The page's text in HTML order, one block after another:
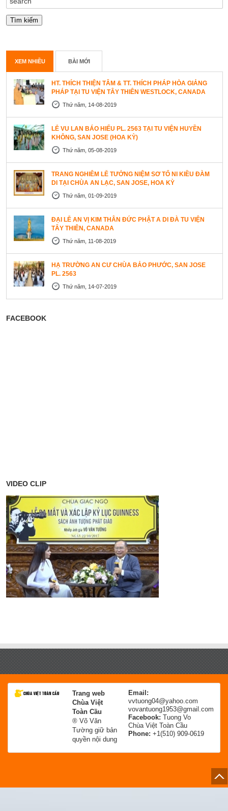
XEM NHIỀU BÀI MỚI
HT. THÍCH THIỆN TÂM & TT. THÍCH PHÁP HÒA GIẢNG
PHÁP TẠI TU VIỆN TÂY THIÊN WESTLOCK, CANADA
Thứ năm, 14-08-2019
LỄ VU LAN BÁO HIẾU PL. 2563 TẠI TU VIỆN HUYỀN
KHÔNG, SAN JOSE (HOA KỲ)
Thứ năm, 05-08-2019
TRANG NGHIÊM LỄ TƯỞNG NIỆM SƠ TỔ NI KIỀU ĐÀM
DI TẠI CHÙA AN LẠC, SAN JOSE, HOA KỲ
Thứ năm, 01-09-2019
ĐẠI LỄ AN VỊ KIM THÂN ĐỨC PHẬT A DI ĐÀ TU VIỆN
TÂY THIÊN, CANADA
Thứ năm, 11-08-2019
HẠ TRƯỜNG AN CƯ CHÙA BẢO PHƯỚC, SAN JOSE
PL. 2563
Thứ năm, 14-07-2019
FACEBOOK
VIDEO CLIP
Trang web
Chùa Việt
Toàn Cầu
® Võ Văn
Tường giữ bản
quyền nội dung
Email:
vvtuong04@yahoo.com
vovantuong1953@gmail.com
Facebook: Tuong Vo
Chùa Việt Toàn Cầu
Phone: +1(510) 909-0619